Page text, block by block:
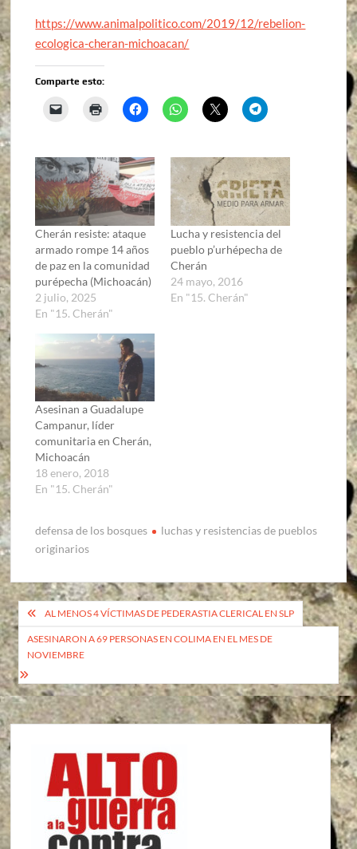
https://www.animalpolitico.com/2019/12/rebelion-
ecologica-cheran-michoacan/
Comparte esto:
Cherán resiste: ataque
armado rompe 14 años
de paz en la comunidad
purépecha (Michoacán)
2 julio, 2025
En "15. Cherán"
Lucha y resistencia del
pueblo p’urhépecha de
Cherán
24 mayo, 2016
En "15. Cherán"
Asesinan a Guadalupe
Campanur, líder
comunitaria en Cherán,
Michoacán
18 enero, 2018
En "15. Cherán"
defensa de los bosques
luchas y resistencias de pueblos
originarios
Navegación
de
entradas
AL MENOS 4 VÍCTIMAS DE PEDERASTIA CLERICAL EN SLP
ASESINARON A 69 PERSONAS EN COLIMA EN EL MES DE
NOVIEMBRE